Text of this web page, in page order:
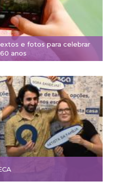
e fotos para celebrar
anos